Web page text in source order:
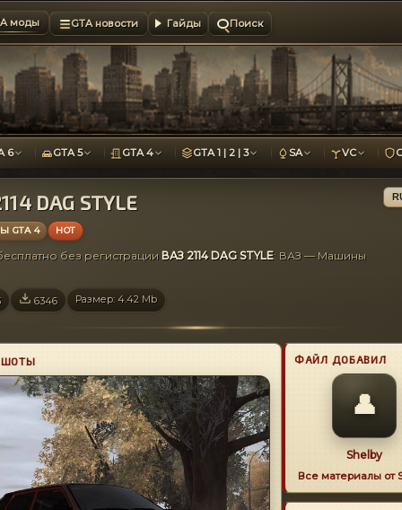
моды GTA новости Гайды Поиск
6 GTA 5 GTA 4 GTA 1 | 2 | 3 SA VC
DAG STYLE
GTA 4 HOT
без регистрации ВАЗ 2114 DAG STYLE: ВАЗ — Машины
6346 Размер: 4.42 Mb
ФАЙЛ ДОБАВИЛ
👤
Shelby
Все материалы от